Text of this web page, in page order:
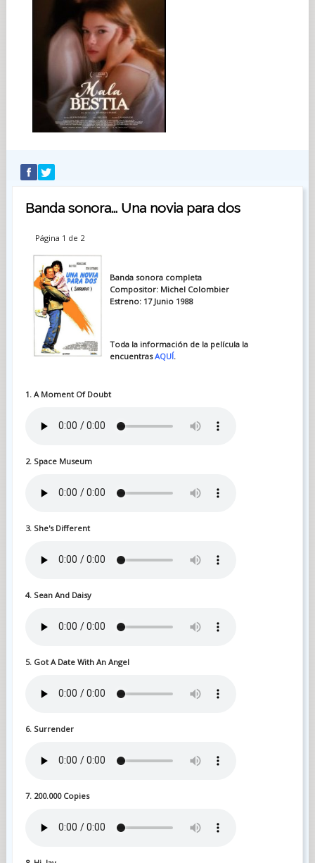
Banda sonora... Una novia para dos
Página 1 de 2
Banda sonora completa
Compositor: Michel Colombier
Estreno: 17 Junio 1988
Toda la información de la película la
encuentrasAQUÍ.
1. A Moment Of Doubt
2. Space Museum
3. She's Different
4. Sean And Daisy
5. Got A Date With An Angel
6. Surrender
7. 200.000 Copies